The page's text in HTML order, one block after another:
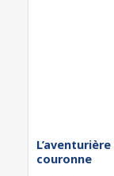
couronne